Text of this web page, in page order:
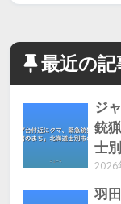
最近の記
ジ
銃
士
2026
羽